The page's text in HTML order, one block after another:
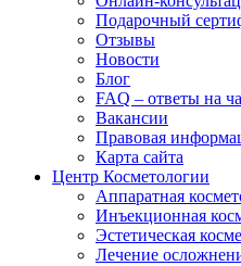
Подарочный
Отзывы
Новости
Блог
FAQ – ответы на
Вакансии
Правовая
Карта сайта
Центр Косметологии
Аппаратная
Инъекционная
Эстетическая
Лечение